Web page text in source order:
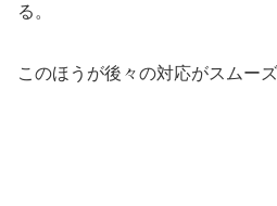
る。
このほうが後々の対応がスムー